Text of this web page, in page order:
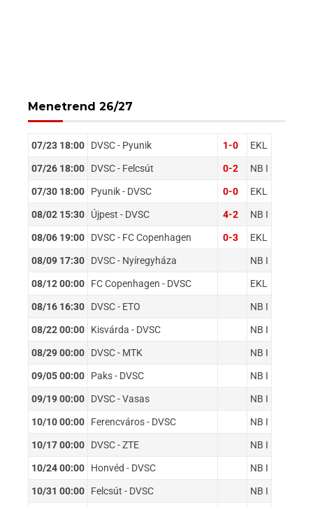
Menetrend 26/27
07/23 18:00 DVSC - Pyunik 1-0 EKL
07/26 18:00 DVSC - Felcsút 0-2 NB I
07/30 18:00 Pyunik - DVSC 0-0 EKL
08/02 15:30 Újpest - DVSC 4-2 NB I
08/06 19:00 DVSC - FC Copenhagen 0-3 EKL
08/09 17:30 DVSC - Nyíregyháza NB I
08/12 00:00 FC Copenhagen - DVSC EKL
08/16 16:30 DVSC - ETO NB I
08/22 00:00 Kisvárda - DVSC NB I
08/29 00:00 DVSC - MTK NB I
09/05 00:00 Paks - DVSC NB I
09/19 00:00 DVSC - Vasas NB I
10/10 00:00 Ferencváros - DVSC NB I
10/17 00:00 DVSC - ZTE NB I
10/24 00:00 Honvéd - DVSC NB I
10/31 00:00 Felcsút - DVSC NB I